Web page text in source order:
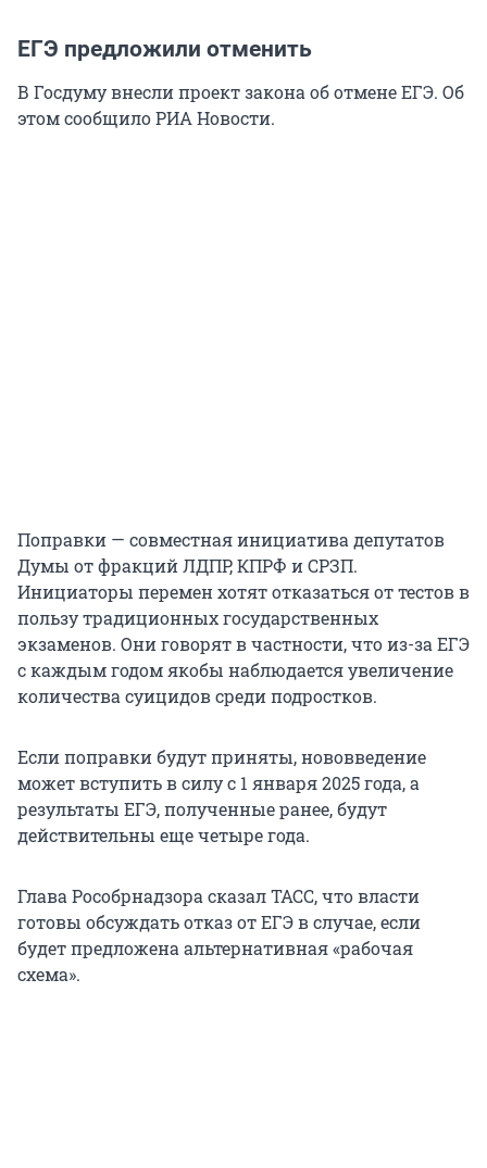
ЕГЭ предложили отменить
В Госдуму внесли проект закона об отмене ЕГЭ. Об
этом сообщило РИА Новости.
Поправки — совместная инициатива депутатов
Думы от фракций ЛДПР, КПРФ и СРЗП.
Инициаторы перемен хотят отказаться от тестов в
пользу традиционных государственных
экзаменов. Они говорят в частности, что из-за ЕГЭ
с каждым годом якобы наблюдается увеличение
количества суицидов среди подростков.
Если поправки будут приняты, нововведение
может вступить в силу с 1 января 2025 года, а
результаты ЕГЭ, полученные ранее, будут
действительны еще четыре года.
Глава Рособрнадзора сказал ТАСС, что власти
готовы обсуждать отказ от ЕГЭ в случае, если
будет предложена альтернативная «рабочая
схема».